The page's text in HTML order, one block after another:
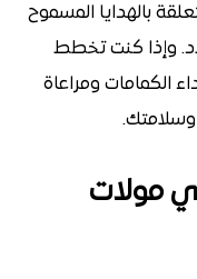
بالهدايا المسموح
وإذا كنت تخطط
الكمامات ومراعاة
وسلامتك.
مولات